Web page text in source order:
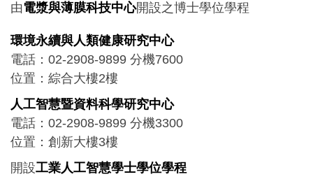
由電漿與薄膜科技中心開設之博士學位學程
環境永續與人類健康研究中心
電話：02-2908-9899 分機7600
位置：綜合大樓2樓
人工智慧暨資料科學研究中心
電話：02-2908-9899 分機3300
位置：創新大樓3樓
開設工業人工智慧學士學位學程